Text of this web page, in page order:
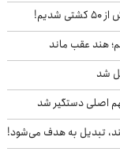
هند عقب ماند
شد
اصلی دستگیر شد
تبدیل به هدف می‌شود!